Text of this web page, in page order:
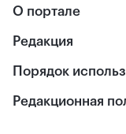
О портале
Редакция
Порядок
Редакционная